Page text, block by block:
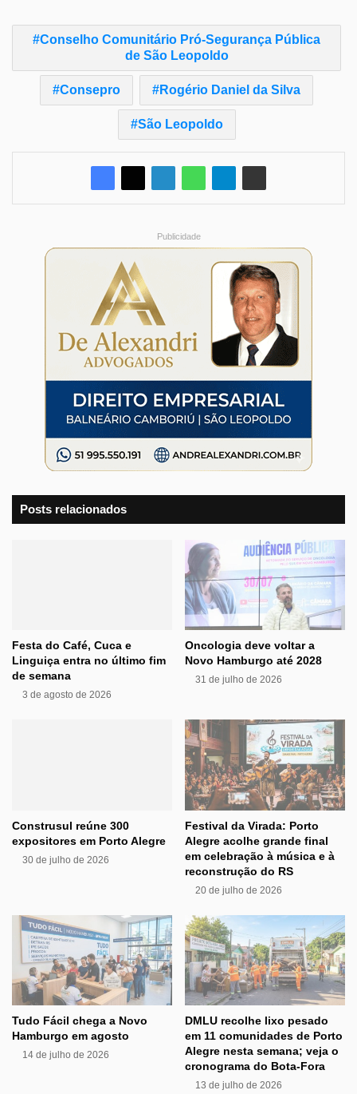
Conselho Comunitário Pró-Segurança Pública
de São Leopoldo
Consepro Rogério Daniel da Silva
São Leopoldo
Publicidade
Posts relacionados
Festa do Café, Cuca e
Linguiça entra no último fim
de semana
3 de agosto de 2026
Oncologia deve voltar a
Novo Hamburgo até 2028
31 de julho de 2026
Construsul reúne 300
expositores em Porto Alegre
30 de julho de 2026
Festival da Virada: Porto
Alegre acolhe grande final
em celebração à música e à
reconstrução do RS
20 de julho de 2026
Tudo Fácil chega a Novo
Hamburgo em agosto
14 de julho de 2026
DMLU recolhe lixo pesado
em 11 comunidades de Porto
Alegre nesta semana; veja o
cronograma do Bota-Fora
13 de julho de 2026